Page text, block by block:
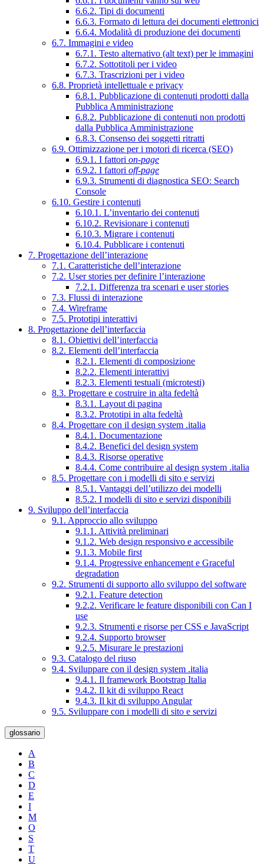
6.6.2. Tipi di documenti
6.6.3. Formato di lettura dei documenti elettronici
6.6.4. Modalità di produzione dei documenti
6.7. Immagini e video
6.7.1. Testo alternativo (alt text) per le immagini
6.7.2. Sottotitoli per i video
6.7.3. Trascrizioni per i video
6.8. Proprietà intellettuale e privacy
6.8.1. Pubblicazione di contenuti prodotti dalla
Pubblica Amministrazione
6.8.2. Pubblicazione di contenuti non prodotti
dalla Pubblica Amministrazione
6.8.3. Consenso dei soggetti ritratti
6.9. Ottimizzazione per i motori di ricerca (SEO)
6.9.1. I fattori on-page
6.9.2. I fattori off-page
6.9.3. Strumenti di diagnostica SEO: Search
Console
6.10. Gestire i contenuti
6.10.1. L’inventario dei contenuti
6.10.2. Revisionare i contenuti
6.10.3. Migrare i contenuti
6.10.4. Pubblicare i contenuti
7. Progettazione dell’interazione
7.1. Caratteristiche dell’interazione
7.2. User stories per definire l’interazione
7.2.1. Differenza tra scenari e user stories
7.3. Flussi di interazione
7.4. Wireframe
7.5. Prototipi interattivi
8. Progettazione dell’interfaccia
8.1. Obiettivi dell’interfaccia
8.2. Elementi dell’interfaccia
8.2.1. Elementi di composizione
8.2.2. Elementi interattivi
8.2.3. Elementi testuali (microtesti)
8.3. Progettare e costruire in alta fedeltà
8.3.1. Layout di pagina
8.3.2. Prototipi in alta fedeltà
8.4. Progettare con il design system .italia
8.4.1. Documentazione
8.4.2. Benefici del design system
8.4.3. Risorse operative
8.4.4. Come contribuire al design system .italia
8.5. Progettare con i modelli di sito e servizi
8.5.1. Vantaggi dell’utilizzo dei modelli
8.5.2. I modelli di sito e servizi disponibili
9. Sviluppo dell’interfaccia
9.1. Approccio allo sviluppo
9.1.1. Attività preliminari
9.1.2. Web design responsivo e accessibile
9.1.3. Mobile first
9.1.4. Progressive enhancement e Graceful
degradation
9.2. Strumenti di supporto allo sviluppo del software
9.2.1. Feature detection
9.2.2. Verificare le feature disponibili con Can I
use
9.2.3. Strumenti e risorse per CSS e JavaScript
9.2.4. Supporto browser
9.2.5. Misurare le prestazioni
9.3. Catalogo del riuso
9.4. Sviluppare con il design system .italia
9.4.1. Il framework Bootstrap Italia
9.4.2. Il kit di sviluppo React
9.4.3. Il kit di sviluppo Angular
9.5. Sviluppare con i modelli di sito e servizi
glossario
A
B
C
D
E
I
M
O
S
T
U